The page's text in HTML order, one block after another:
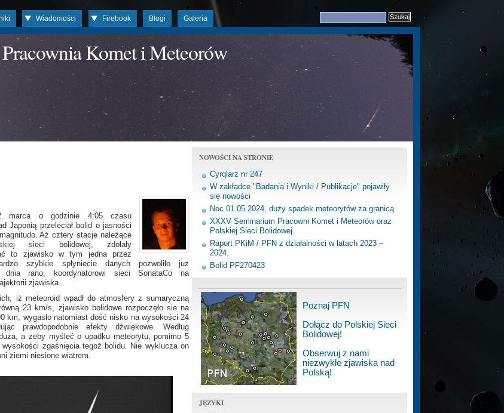
Wiadomości Firebook Blogi Galeria
Komet i Meteorów
marca o godzinie 4:05 czasu
Japonią przeleciał bolid o jasności
Aż cztery stacje należące
sieci bolidowej, zdołały
to zjawisko w tym jedna przez
szybkie spłyniecie danych pozwoliło już
dnia rano, koordynatorowi sieci SonataCo na
zjawiska.
iż meteoroid wpadł do atmosfery z sumaryczną
23 km/s, zjawisko bolidowe rozpoczęło sie na
km, wygasło natomiast dość nisko na wysokości 24
prawdopodobnie efekty dźwiękowe. Według
a żeby myśleć o upadku meteorytu, pomimo 5
zgaśnięcia tegoż bolidu. Nie wyklucza on
ziemi niesione wiatrem.
NOWOŚCI NA STRONIE
Cyrqlarz nr 247
W zakładce "Badania i Wyniki / Publikacje" pojawiły
się nowości
Noc 01.05.2024, duży spadek meteorytów za granicą
XXXV Seminarium Pracowni Komet i Meteorów oraz
Polskiej Sieci Bolidowej.
Raport PKiM / PFN z działalności w latach 2023 –
2024.
Bolid PF270423
Poznaj PFN
Dołącz do Polskiej Sieci
Bolidowej!
Obserwuj z nami
niezwykłe zjawiska nad
Polską!
JĘZYKI